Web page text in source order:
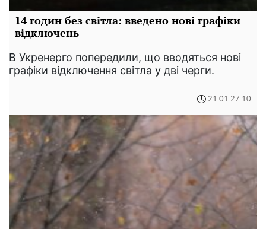
14 годин без світла: введено нові графіки
відключень
В Укренерго попередили, що вводяться нові
графіки відключення світла у дві черги.
21:01 27.10